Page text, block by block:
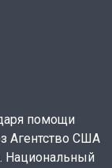
помощи
Агентство США
Национальный